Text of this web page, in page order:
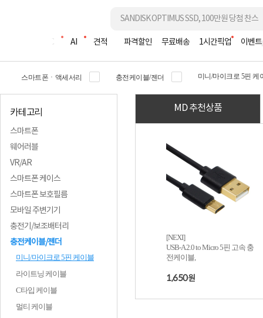
조립PC AI 견적 파격할인 무료배송 1시간픽업 이벤트
스마트폰ㆍ액세서리 충전케이블/젠더 미니/마이크로 5핀 케
카테고리
스마트폰
웨어러블
VR/AR
스마트폰 케이스
스마트폰 보호필름
모바일 주변기기
충전기/보조배터리
충전케이블/젠더
미니/마이크로 5핀 케이블
라이트닝 케이블
C타입 케이블
멀티 케이블
MD 추천상품
[NEXI]
USB-A 2.0 to Micro 5핀 고속 충
전케이블,
1,650원